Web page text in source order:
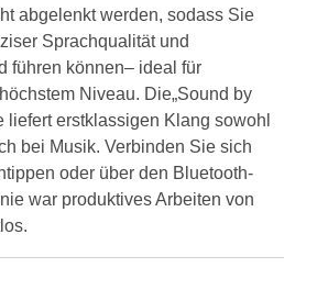
abgelenkt werden, sodass Sie
Sprachqualität und
führen können– ideal für
Niveau. Die„Sound by
liefert erstklassigen Klang sowohl
bei Musik. Verbinden Sie sich
oder über den Bluetooth-
war produktives Arbeiten von